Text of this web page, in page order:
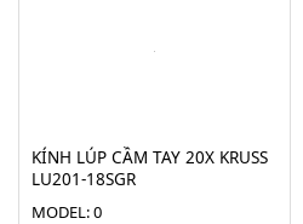
KÍNH LÚP CẦM TAY 20X KRUSS
LU201-18SGR
MODEL: 0